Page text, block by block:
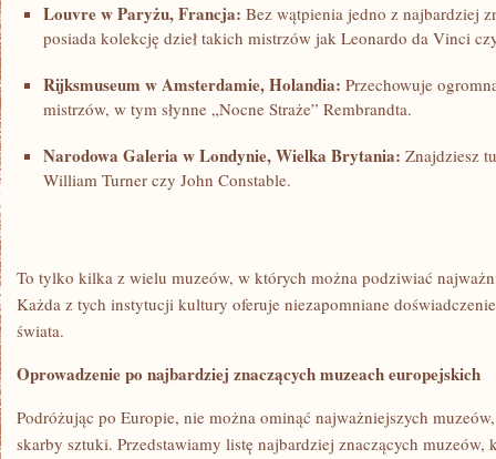
Louvre w Paryżu, Francja: Bez wątpienia jedno ⁣z najbardziej
posiada kolekcję⁣ dzieł takich mistrzów jak Leonardo‍ da Vinci
Rijksmuseum w Amsterdamie, Holandia: Przechowuje
mistrzów,⁢ w tym słynne „Nocne Straże” Rembrandta.
Narodowa Galeria w Londynie, Wielka Brytania: Znajdziesz
William Turner czy John ‍Constable.
To tylko kilka ‍z⁢ wielu muzeów, w których można podziwiać
Każda ‍z tych instytucji kultury‌ oferuje‌ niezapomniane⁢
świata.
Oprowadzenie po⁤ najbardziej⁤ znaczących muzeach⁢ europejskich
Podróżując po​ Europie,‍ nie można ominąć ⁣najważniejszych
skarby sztuki. Przedstawiamy listę najbardziej znaczących muzeów,